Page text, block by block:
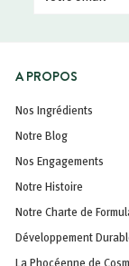
A PROPOS
Nos Ingrédients
Notre Blog
Nos Engagements
Notre Histoire
Notre Charte de
Développement